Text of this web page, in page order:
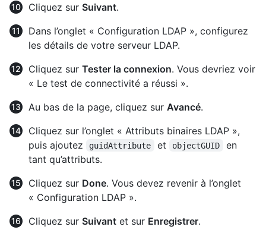
Cliquez sur Suivant.
Dans l’onglet « Configuration LDAP », configurez
les détails de votre serveur LDAP.
Cliquez sur Tester la connexion. Vous devriez voir
« Le test de connectivité a réussi ».
Au bas de la page, cliquez sur Avancé.
Cliquez sur l’onglet « Attributs binaires LDAP »,
puis ajoutez
guidAttribute et objectGUID
en
tant qu’attributs.
Cliquez sur Done. Vous devez revenir à l’onglet
« Configuration LDAP ».
Cliquez sur Suivant et sur Enregistrer.